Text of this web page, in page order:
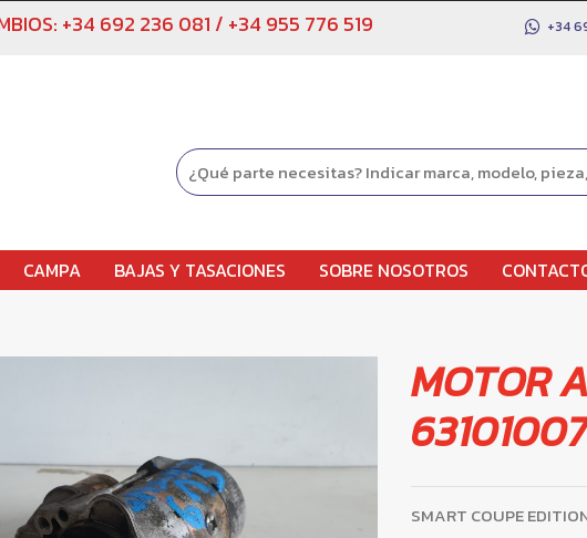
+34 692 236 081 / +34 955 776 519 +34
CAMPA BAJAS Y TASACIONES SOBRE NOSOTROS
MOTOR
63101007
SMART COUPE